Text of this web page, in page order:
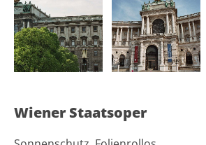
Wiener Staatsoper